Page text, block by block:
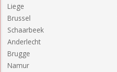
Liege
Brussel
Schaarbeek
Anderlecht
Brugge
Namur